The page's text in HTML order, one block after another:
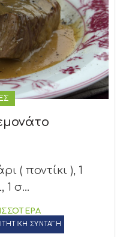
( ποντίκι ), 1
1 σ...
ΣΥΝΤΑΓΗ